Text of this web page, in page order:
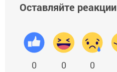
Оставляйте реакции
0 0 0